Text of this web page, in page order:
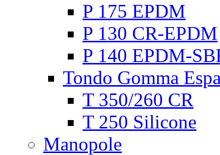
P 175 EPDM
P 130 CR-EPDM
P 140 EPDM-
Tondo Gomma
T 350/260 CR
T 250 Silicone
Manopole